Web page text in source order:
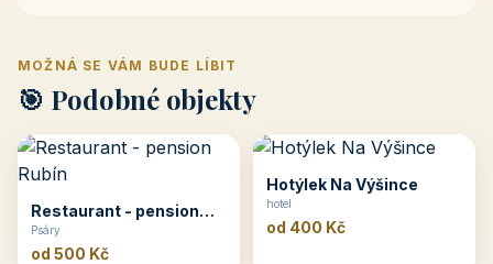
MOŽNÁ SE VÁM BUDE LÍBIT
🎯 Podobné objekty
Restaurant - pension
Rubín
Psáry
od 500 Kč
Hotýlek Na Výšince
hotel
od 400 Kč